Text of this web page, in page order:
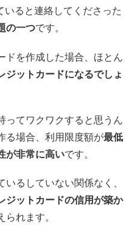
いると連絡してくださった
の一つです。
ドを作成した場合、ほとん
ジットカードになるでしょ
ってワクワクすると思うん
る場合、利用限度額が最低
が非常に高いです。
るしていない関係なく、
ジットカードの信用が築か
れます。